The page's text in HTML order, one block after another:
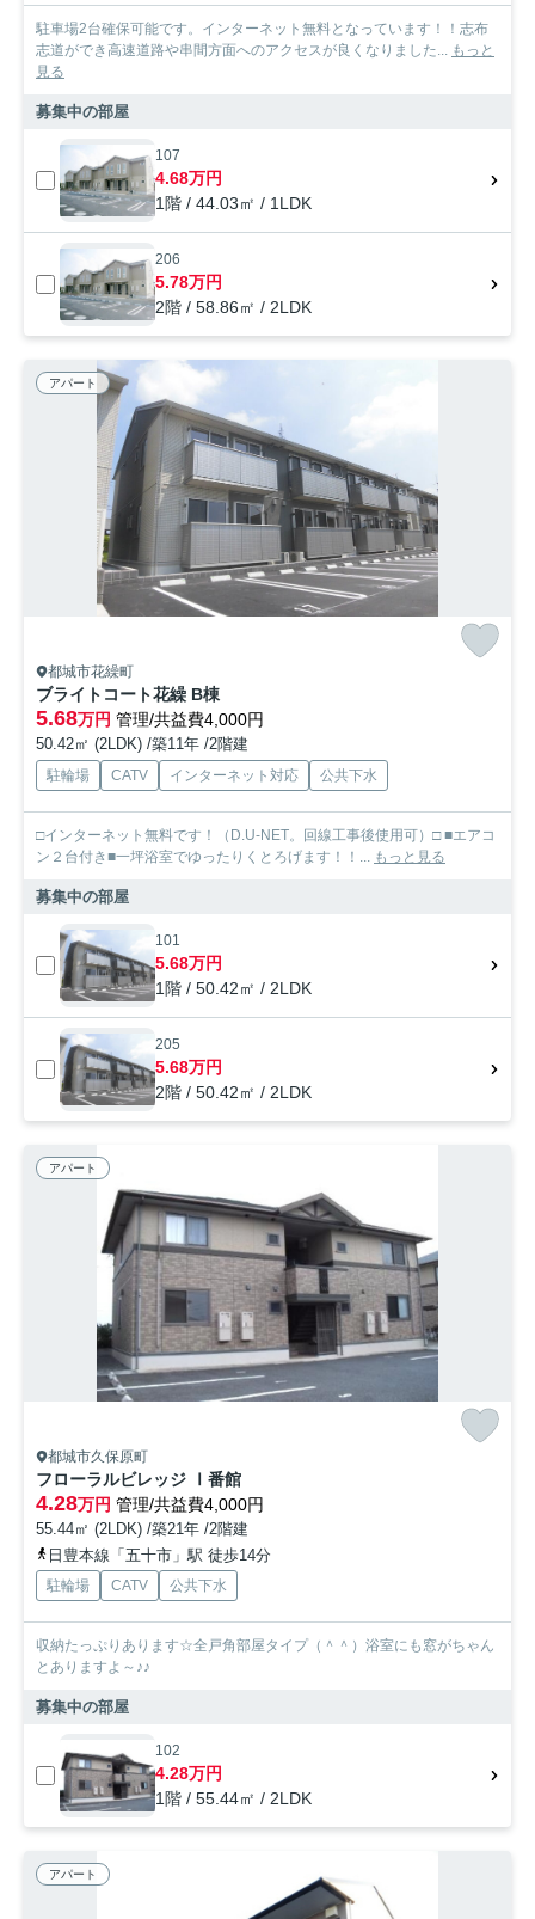
駐車場2台確保可能です。インターネット無料となっています！！志布
志道ができ高速道路や串間方面へのアクセスが良くなりました... もっと
見る
募集中の部屋
107
4.68万円
1階 / 44.03㎡ / 1LDK
206
5.78万円
2階 / 58.86㎡ / 2LDK
アパート
都城市花繰町
ブライトコート花繰 B棟
5.68万円 管理/共益費4,000円
50.42㎡ (2LDK) /築11年 /2階建
駐輪場 CATV インターネット対応 公共下水
□インターネット無料です！（D.U-NET。回線工事後使用可）□ ■エアコ
ン２台付き■一坪浴室でゆったりくとろげます！！... もっと見る
募集中の部屋
101
5.68万円
1階 / 50.42㎡ / 2LDK
205
5.68万円
2階 / 50.42㎡ / 2LDK
アパート
都城市久保原町
フローラルビレッジ Ⅰ番館
4.28万円 管理/共益費4,000円
55.44㎡ (2LDK) /築21年 /2階建
日豊本線「五十市」駅 徒歩14分
駐輪場 CATV 公共下水
収納たっぷりあります☆全戸角部屋タイプ（＾＾）浴室にも窓がちゃん
とありますよ～♪♪
募集中の部屋
102
4.28万円
1階 / 55.44㎡ / 2LDK
アパート